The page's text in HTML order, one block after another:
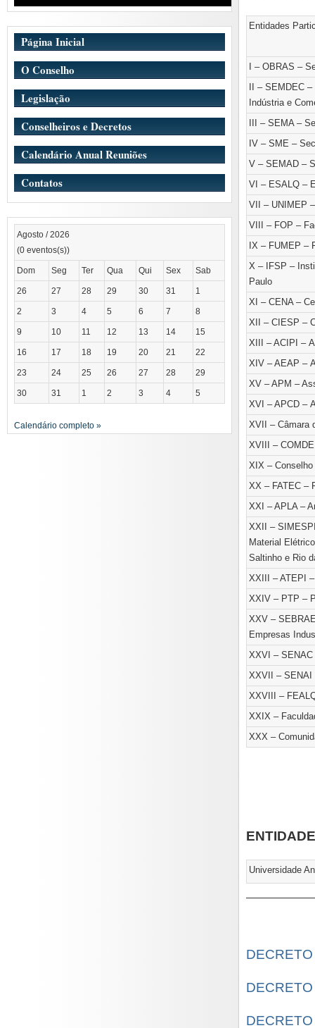
Entidades
I – OBRAS –
II – SEMDEC
Indústria e
III – SEMA –
IV – SME –
V – SEMAD –
VI – ESALQ –
VII – UNIMEP
VIII – FOP –
IX – FUMEP –
X – IFSP –
Paulo
XI – CENA –
XII – CIESP –
XIII – ACIPI –
XIV – AEAP –
XV – APM –
XVI – APCD –
XVII – Câmara
XVIII –
XIX –
XX – FATEC –
XXI – APLA –
XXII –
Material
Saltinho e Rio
XXIII – ATEPI
XXIV – PTP –
XXV –
Empresas
XXVI – SENAC
XXVII – SENAI
XXVIII –
XXIX –
XXX –
Universidade
Página Inicial
O Conselho
Legislação
Conselheiros e Decretos
Calendário Anual Reuniões
Contatos
Agosto / 2026
(0 eventos(s))
Dom Seg Ter Qua Qui Sex Sab
26 27 28 29 30 31 1
2 3 4 5 6 7 8
9 10 11 12 13 14 15
16 17 18 19 20 21 22
23 24 25 26 27 28 29
30 31 1 2 3 4 5
Calendário completo »